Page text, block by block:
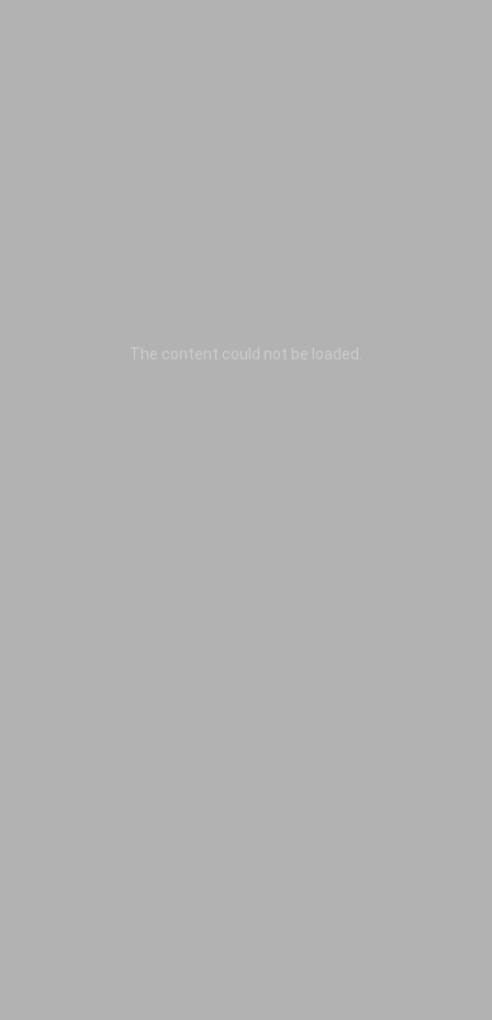
The content could not be loaded.